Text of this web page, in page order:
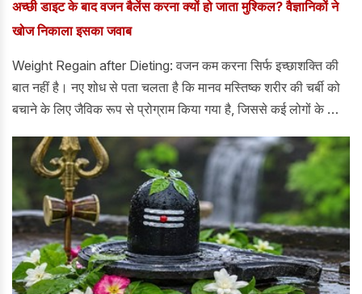
अच्छी डाइट के बाद वजन बैलेंस करना क्यों हो जाता मुश्किल? वैज्ञानिकों ने
खोज निकाला इसका जवाब
Weight Regain after Dieting: वजन कम करना सिर्फ इच्छाशक्ति की
बात नहीं है। नए शोध से पता चलता है कि मानव मस्तिष्क शरीर की चर्बी को
बचाने के लिए जैविक रूप से प्रोग्राम किया गया है, जिससे कई लोगों के लिए